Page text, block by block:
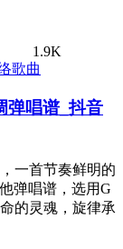
1.9K
歌曲
弹唱谱_抖音
一首节奏鲜明的
弹唱谱，选用G
的灵魂，旋律承